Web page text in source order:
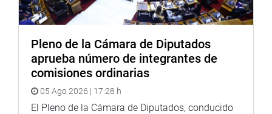
Pleno de la Cámara de Diputados
aprueba número de integrantes de
comisiones ordinarias
05 Ago 2026 | 17:28 h
El Pleno de la Cámara de Diputados, conducido